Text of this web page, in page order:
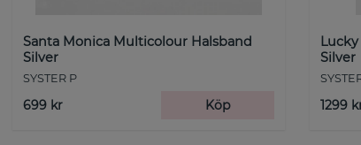
Santa Monica Multicolour Halsband
Silver
SYSTER P
699 kr Köp
Silver
1299